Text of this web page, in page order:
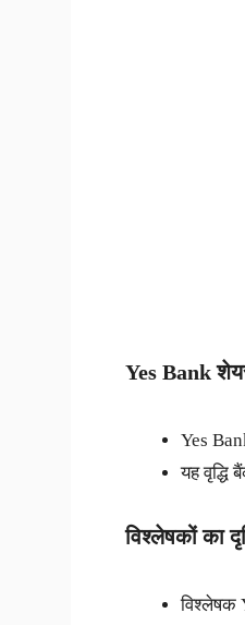
Yes Bank
Yes
यह वृद्धि
विश्लेषकों का
विश्लेषक